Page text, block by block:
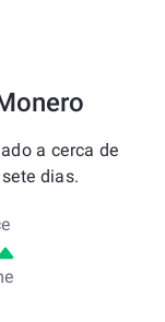
a cerca de
dias.